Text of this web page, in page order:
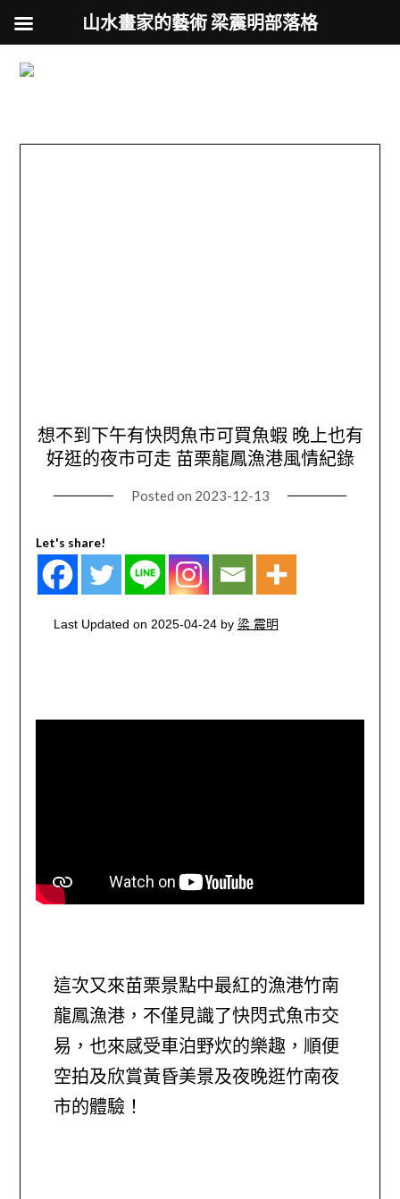
想不到下午有快閃魚市可買魚蝦 晚上也有
好逛的夜市可走 苗栗龍鳳漁港風情紀錄
Posted on 2023-12-13
Let's share!
Last Updated on 2025-04-24 by 梁 震明
這次又來苗栗景點中最紅的漁港竹南
龍鳳漁港，不僅見識了快閃式魚市交
易，也來感受車泊野炊的樂趣，順便
空拍及欣賞黃昏美景及夜晚逛竹南夜
市的體驗！
山水畫家的藝術 梁震明部落格